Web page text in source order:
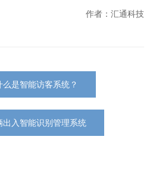
作者：汇通科技
是智能访客系统？
入智能识别管理系统